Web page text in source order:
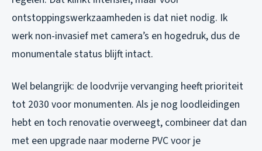
ontstoppingswerkzaamheden is dat niet nodig. Ik
werk non-invasief met camera’s en hogedruk, dus de
monumentale status blijft intact.
Wel belangrijk: de loodvrije vervanging heeft prioriteit
tot 2030 voor monumenten. Als je nog loodleidingen
hebt en toch renovatie overweegt, combineer dat dan
met een upgrade naar moderne PVC voor je